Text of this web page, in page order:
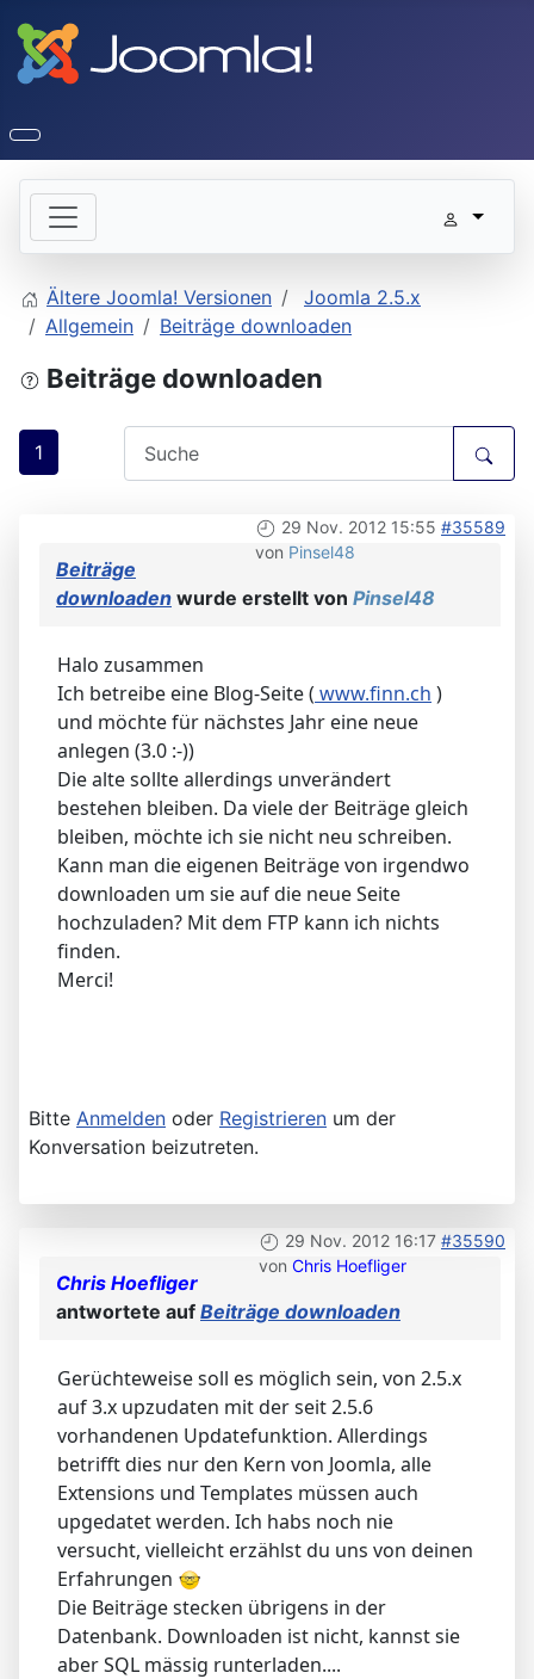
Ältere Joomla! Versionen
Joomla 2.5.x
Allgemein
Beiträge downloaden
Beiträge downloaden
1
29 Nov. 2012 15:55 #35589
von Pinsel48
Beiträge
downloaden wurde erstellt von Pinsel48
Halo zusammen
Ich betreibe eine Blog-Seite ( www.finn.ch )
und möchte für nächstes Jahr eine neue
anlegen (3.0 :-))
Die alte sollte allerdings unverändert
bestehen bleiben. Da viele der Beiträge gleich
bleiben, möchte ich sie nicht neu schreiben.
Kann man die eigenen Beiträge von irgendwo
downloaden um sie auf die neue Seite
hochzuladen? Mit dem FTP kann ich nichts
finden.
Merci!
Bitte Anmelden oder Registrieren um der
Konversation beizutreten.
29 Nov. 2012 16:17 #35590
von Chris Hoefliger
Chris Hoefliger
antwortete auf Beiträge downloaden
Gerüchteweise soll es möglich sein, von 2.5.x
auf 3.x upzudaten mit der seit 2.5.6
vorhandenen Updatefunktion. Allerdings
betrifft dies nur den Kern von Joomla, alle
Extensions und Templates müssen auch
upgedatet werden. Ich habs noch nie
versucht, vielleicht erzählst du uns von deinen
Erfahrungen
Die Beiträge stecken übrigens in der
Datenbank. Downloaden ist nicht, kannst sie
aber SQL mässig runterladen....